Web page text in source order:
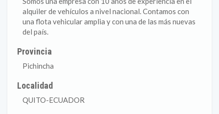
alquiler de vehículos a nivel nacional. Contamos con
una flota vehicular amplia y con una de las más nuevas
del país.
Provincia
Pichincha
Localidad
QUITO-ECUADOR